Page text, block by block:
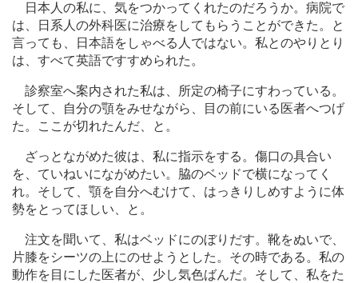
日本人の私に、気をつかってくれたのだろうか。病院で
は、日系人の外科医に治療をしてもらうことができた。と
言っても、日本語をしゃべる人ではない。私とのやりとり
は、すべて英語ですすめられた。
診察室へ案内された私は、所定の椅子にすわっている。
そして、自分の顎をみせながら、目の前にいる医者へつげ
た。ここが切れたんだ、と。
ざっとながめた彼は、私に指示をする。傷口の具合い
を、ていねいにながめたい。脇のベッドで横になってく
れ。そして、顎を自分へむけて、はっきりしめすように体
勢をとってほしい、と。
注文を聞いて、私はベッドにのぼりだす。靴をぬいで、
片膝をシーツの上にのせようとした。その時である。私の
動作を目にした医者が、少し気色ばんだ。そして、私をた